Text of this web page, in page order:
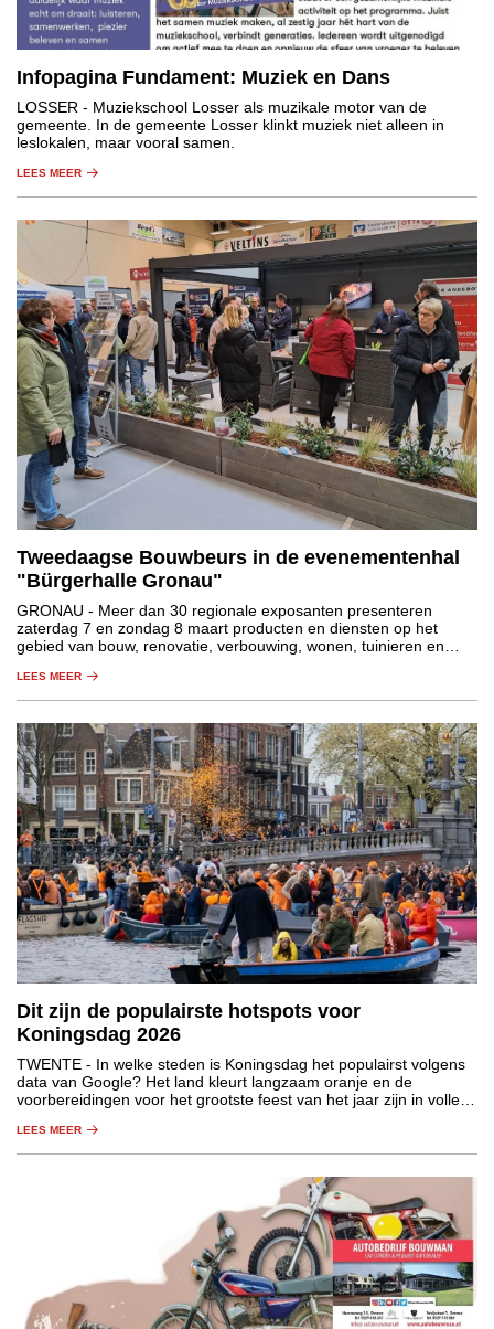
Infopagina Fundament: Muziek en Dans
LOSSER - Muziekschool Losser als muzikale motor van de
gemeente. In de gemeente Losser klinkt muziek niet alleen in
leslokalen, maar vooral samen.
LEES MEER
Tweedaagse Bouwbeurs in de evenementenhal
"Bürgerhalle Gronau"
GRONAU - Meer dan 30 regionale exposanten presenteren
zaterdag 7 en zondag 8 maart producten en diensten op het
gebied van bouw, renovatie, verbouwing, wonen, tuinieren en
LEES MEER
Dit zijn de populairste hotspots voor
Koningsdag 2026
TWENTE - In welke steden is Koningsdag het populairst volgens
data van Google? Het land kleurt langzaam oranje en de
voorbereidingen voor het grootste feest van het jaar zijn in volle
Vakantiehuisplatform Holidu heeft het online zoekgedrag van
Nederlanders onderzocht om te ontdekken waar Koningsdag het
er kunt beleven? En waar zullen bezoekers het meeste (en het
minste) betalen voor een overnachting met Koningsdag? Lees
LEES MEER